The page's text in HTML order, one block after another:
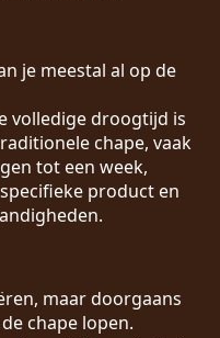
je meestal al op de
volledige droogtijd is
chape, vaak
tot een week,
product en
maar doorgaans
chape lopen.